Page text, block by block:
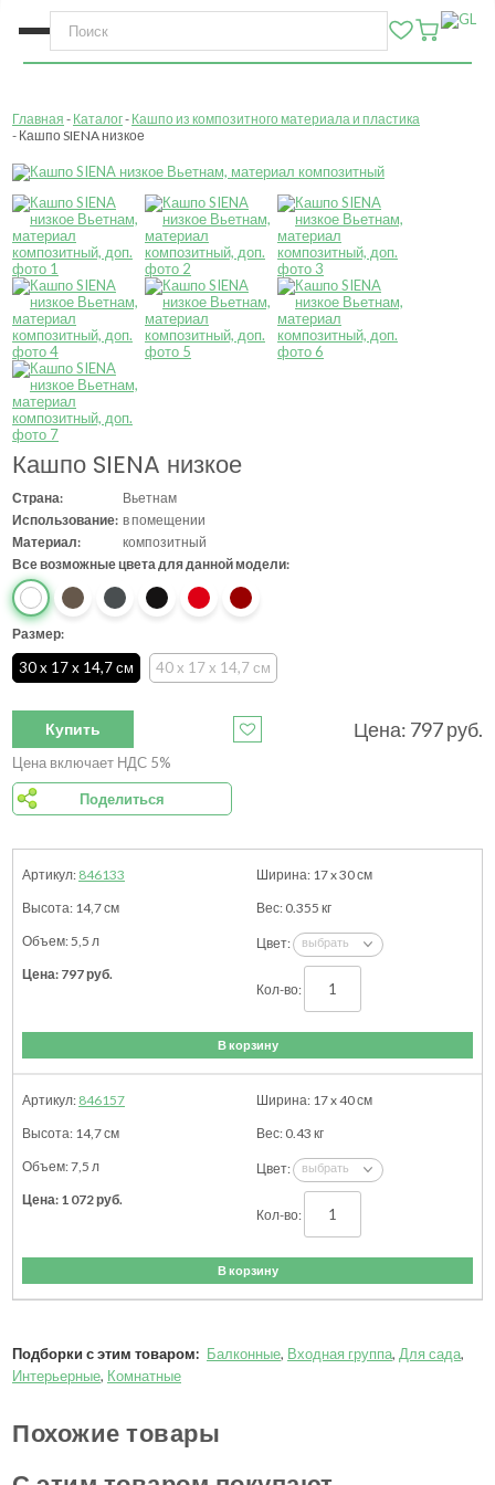
Главная Каталог Кашпо из композитного материала и пластика
Кашпо SIENA низкое
Кашпо SIENA низкое
Страна:
Вьетнам
Использование: в помещении
Материал:
композитный
Все возможные цвета для данной модели:
Размер:
30 x 17 x 14,7 см 40 x 17 x 14,7 см
Купить Цена: 797руб.
Цена включает НДС 5%
Поделиться
846133 17 x 30см
14,7см 0.355 кг
5,5 л
797руб.
В корзину
846157 17 x 40см
14,7см 0.43 кг
7,5 л
1 072руб.
В корзину
Подборки с этим товаром: Балконные, Входная группа, Для сада,
Интерьерные, Комнатные
Похожие товары